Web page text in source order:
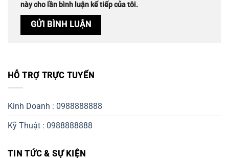
này cho lần bình luận kế tiếp của tôi.
HỖ TRỢ TRỰC TUYẾN
Kinh Doanh : 0988888888
Kỹ Thuật : 0988888888
TIN TỨC & SỰ KIỆN